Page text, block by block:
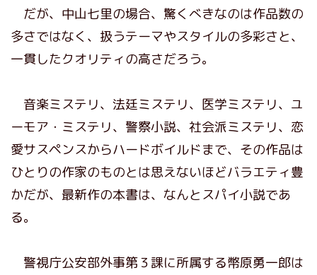
だが、中山七里の場合、驚くべきなのは作品数の
多さではなく、扱うテーマやスタイルの多彩さと、
一貫したクオリティの高さだろう。
音楽ミステリ、法廷ミステリ、医学ミステリ、ユ
ーモア・ミステリ、警察小説、社会派ミステリ、恋
愛サスペンスからハードボイルドまで、その作品は
ひとりの作家のものとは思えないほどバラエティ豊
かだが、最新作の本書は、なんとスパイ小説であ
る。
警視庁公安部外事第３課に所属する幣原勇一郎は